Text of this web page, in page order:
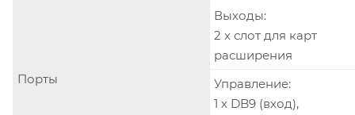
Порты
Выходы:
2 х слот для карт
расширения
Управление:
1 х DB9 (вход),